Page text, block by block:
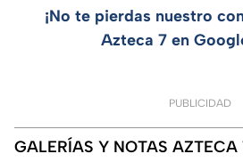
¡No te pierdas nuestro
Azteca 7 en
PUBLICIDAD
GALERÍAS Y NOTAS AZTECA